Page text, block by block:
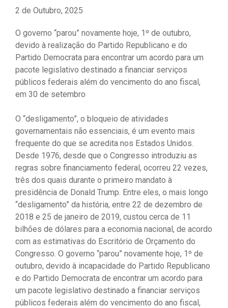
2 de Outubro, 2025
O governo “parou” novamente hoje, 1º de outubro,
devido à realização do Partido Republicano e do
Partido Democrata para encontrar um acordo para um
pacote legislativo destinado a financiar serviços
públicos federais além do vencimento do ano fiscal,
em 30 de setembro
O “desligamento”, o bloqueio de atividades
governamentais não essenciais, é um evento mais
frequente do que se acredita nos Estados Unidos.
Desde 1976, desde que o Congresso introduziu as
regras sobre financiamento federal, ocorreu 22 vezes,
três dos quais durante o primeiro mandato à
presidência de Donald Trump. Entre eles, o mais longo
“desligamento” da história, entre 22 de dezembro de
2018 e 25 de janeiro de 2019, custou cerca de 11
bilhões de dólares para a economia nacional, de acordo
com as estimativas do Escritório de Orçamento do
Congresso. O governo “parou” novamente hoje, 1º de
outubro, devido à incapacidade do Partido Republicano
e do Partido Democrata de encontrar um acordo para
um pacote legislativo destinado a financiar serviços
públicos federais além do vencimento do ano fiscal,